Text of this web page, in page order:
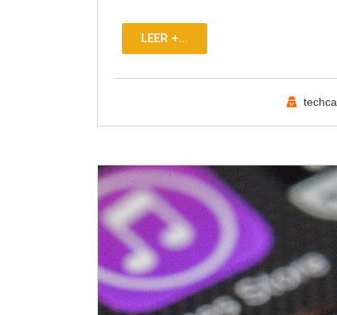
LEER +...
techca